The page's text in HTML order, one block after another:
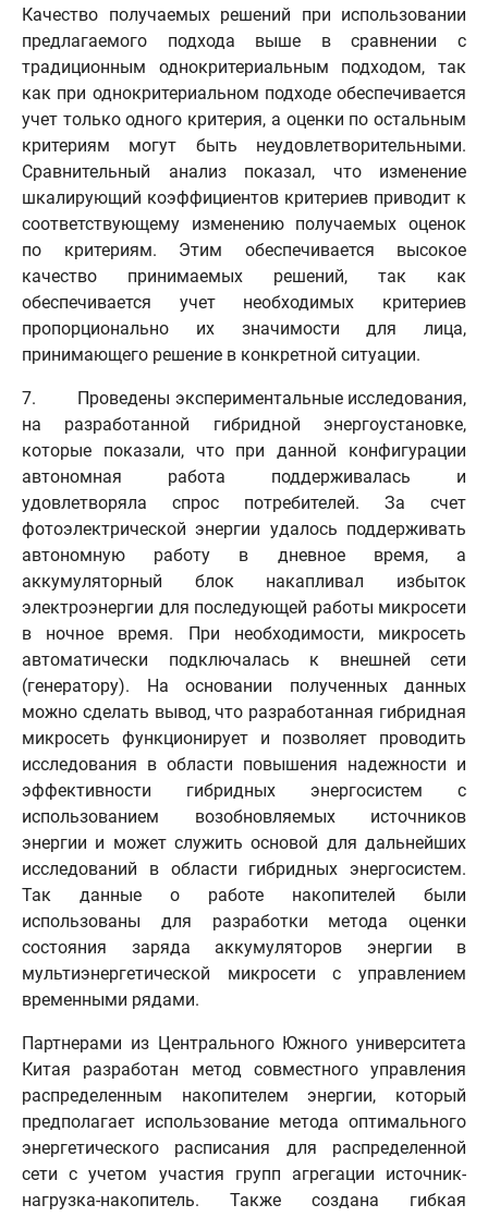
Качество получаемых решений при использовании
предлагаемого подхода выше в сравнении с
традиционным однокритериальным подходом, так
как при однокритериальном подходе обеспечивается
учет только одного критерия, а оценки по остальным
критериям могут быть неудовлетворительными.
Сравнительный анализ показал, что изменение
шкалирующий коэффициентов критериев приводит к
соответствующему изменению получаемых оценок
по критериям. Этим обеспечивается высокое
качество принимаемых решений, так как
обеспечивается учет необходимых критериев
пропорционально их значимости для лица,
принимающего решение в конкретной ситуации.
7. Проведены экспериментальные исследования,
на разработанной гибридной энергоустановке,
которые показали, что при данной конфигурации
автономная работа поддерживалась и
удовлетворяла спрос потребителей. За счет
фотоэлектрической энергии удалось поддерживать
автономную работу в дневное время, а
аккумуляторный блок накапливал избыток
электроэнергии для последующей работы микросети
в ночное время. При необходимости, микросеть
автоматически подключалась к внешней сети
(генератору). На основании полученных данных
можно сделать вывод, что разработанная гибридная
микросеть функционирует и позволяет проводить
исследования в области повышения надежности и
эффективности гибридных энергосистем с
использованием возобновляемых источников
энергии и может служить основой для дальнейших
исследований в области гибридных энергосистем.
Так данные о работе накопителей были
использованы для разработки метода оценки
состояния заряда аккумуляторов энергии в
мультиэнергетической микросети с управлением
временными рядами.
Партнерами из Центрального Южного университета
Китая разработан метод совместного управления
распределенным накопителем энергии, который
предполагает использование метода оптимального
энергетического расписания для распределенной
сети с учетом участия групп агрегации источник-
нагрузка-накопитель. Также создана гибкая